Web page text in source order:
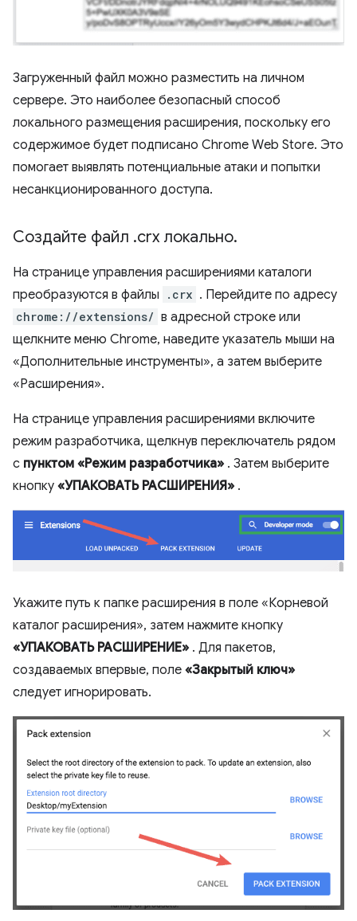
Загруженный файл можно разместить на личном
сервере. Это наиболее безопасный способ
локального размещения расширения, поскольку его
содержимое будет подписано Chrome Web Store. Это
помогает выявлять потенциальные атаки и попытки
несанкционированного доступа.
Создайте файл .crx локально.
На странице управления расширениями каталоги
преобразуются в файлы
.crx . Перейдите по адресу
chrome://extensions/ в адресной строке или
щелкните меню Chrome, наведите указатель мыши на
«Дополнительные инструменты», а затем выберите
«Расширения».
На странице управления расширениями включите
режим разработчика, щелкнув переключатель рядом
с пунктом «Режим разработчика» . Затем выберите
кнопку «УПАКОВАТЬ РАСШИРЕНИЯ» .
Укажите путь к папке расширения в поле «Корневой
каталог расширения», затем нажмите кнопку
«УПАКОВАТЬ РАСШИРЕНИЕ» . Для пакетов,
создаваемых впервые, поле «Закрытый ключ»
следует игнорировать.